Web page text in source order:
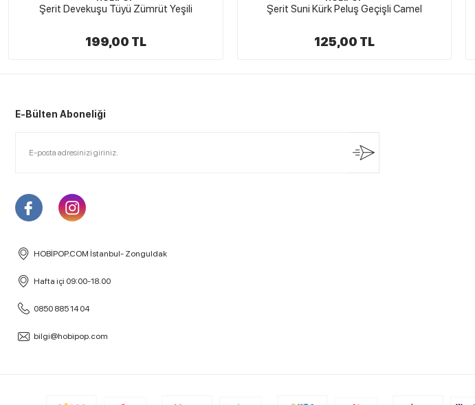
Şerit Suni Kürk Peluş Geçişli Camel
125,00 TL
Şerit Suni Kürk Peluş Kırçıllı Fuşya
125,00 TL
E-Bülten Aboneliği
HOBİPOP.COM İstanbul- Zonguldak
Hafta içi 09:00-18.00
0850 885 14 04
bilgi@hobipop.com